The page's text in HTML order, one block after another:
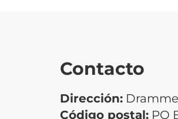
Contacto
Dirección:
Código postal: PO